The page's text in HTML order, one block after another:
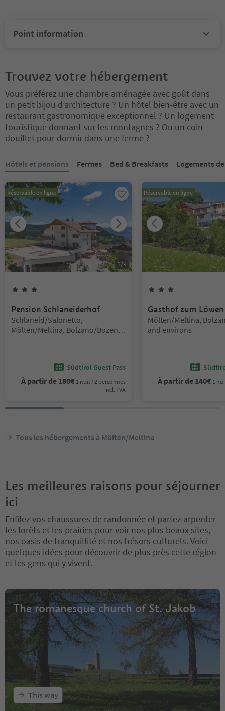
Point information
Trouvez votre hébergement
Vous préférez une chambre aménagée avec goût dans
un petit bijou d’architecture ? Un hôtel bien-être avec un
restaurant gastronomique exceptionnel ? Un logement
touristique donnant sur les montagnes ? Ou un coin
douillet pour dormir dans une ferme ?
Hôtels et pensions Fermes Bed & Breakfasts Logements
Réservable en ligne
1/9
Pension Schlaneiderhof
Emplacement:
Schlaneid/Salonetto,
Mölten/Meltina, Bolzano/Bozen
Südtirol Guest Pass
À partir de 180€ 1 nuit / 2 personnes
incl. TVA
Réservable en ligne
Gasthof zum Löwen
Emplacement:
Mölten/Meltina,
and environs
À partir de 140€ 1
Tous les hébergements à Mölten/Meltina
Les meilleures raisons pour séjourner
ici
Enfilez vos chaussures de randonnée et partez arpenter
les forêts et les prairies pour voir nos plus beaux sites,
nos oasis de tranquillité et nos trésors culturels. Voici
quelques idées pour découvrir de plus près cette région
et les gens qui y vivent.
The romanesque church of St. Jakob
This way